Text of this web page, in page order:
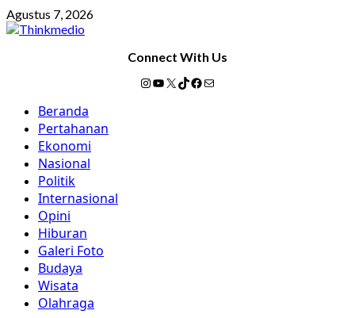
Skip
to
Agustus 7, 2026
Connect With Us
Instagram
YouTube
X TikTok
Facebook
Mail
Primary
Menu
Beranda
Pertahanan
Ekonomi
Nasional
Politik
Internasional
Opini
Hiburan
Galeri Foto
Budaya
Wisata
Olahraga